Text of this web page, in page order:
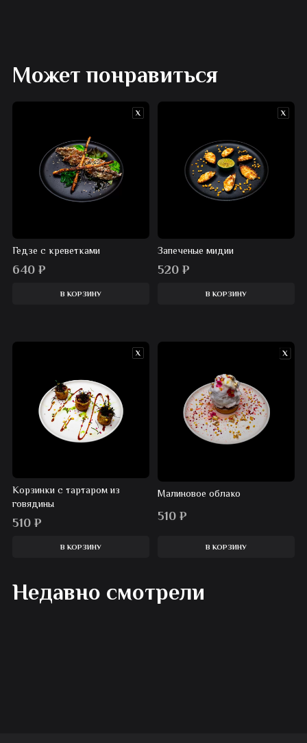
Может понравиться
Гедзе с креветками
640 ₽
В КОРЗИНУ
Запеченые мидии
520₽
В КОРЗИНУ
Корзинки с тартаром из
говядины
510 ₽
В КОРЗИНУ
Малиновое облако
510₽
В КОРЗИНУ
Недавно смотрели